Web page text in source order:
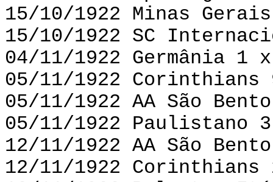
15/10/1922 Minas
15/10/1922 SC
04/11/1922 Germânia
05/11/1922
05/11/1922 AA São
05/11/1922 Paulistano
12/11/1922 AA São
12/11/1922